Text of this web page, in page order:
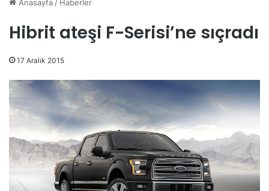
Anasayfa / Haberler
Hibrit ateşi F-Serisi’ne sıçradı
17 Aralık 2015